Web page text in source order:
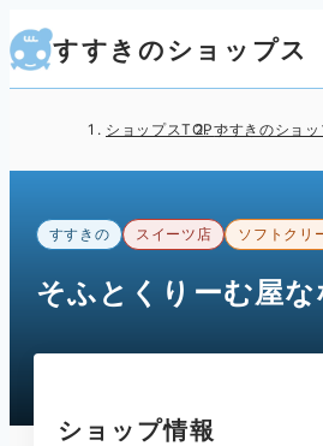
すすきのショップス
ショップスTOPすすきのショッ
すすきの スイーツ店 ソフトクリ
そふとくりーむ屋な
ショップ情報